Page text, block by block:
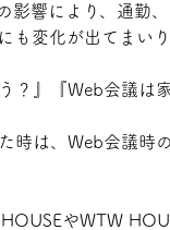
影響により、通勤
も変化が出てまいり
？』『Web会議は
時は、Web会議時
HOUSEやWTW